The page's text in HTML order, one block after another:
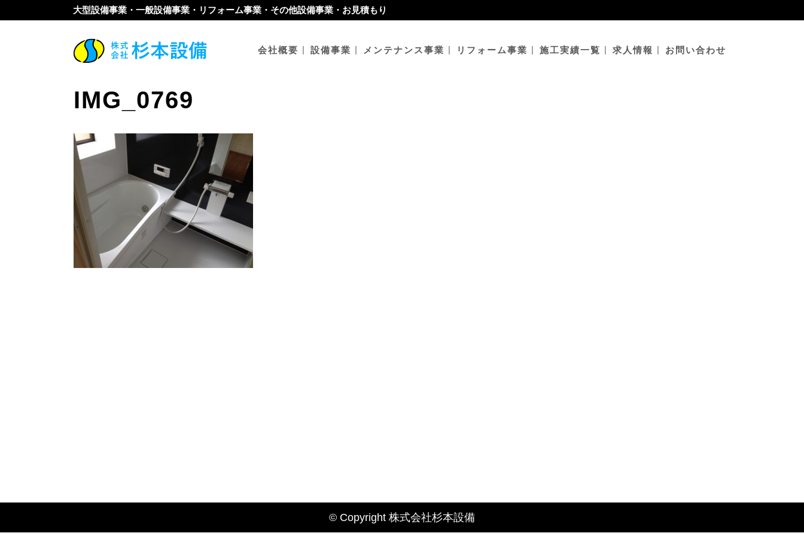
大型設備事業・一般設備事業・リフォーム事業・その他設備事業・お見積もり
会社概要 設備事業 メンテナンス事業 リフォーム事業 施工実績一覧 求人情報 お問い合わせ
2018年1月9日
IMG_0769
© Copyright 株式会社杉本設備